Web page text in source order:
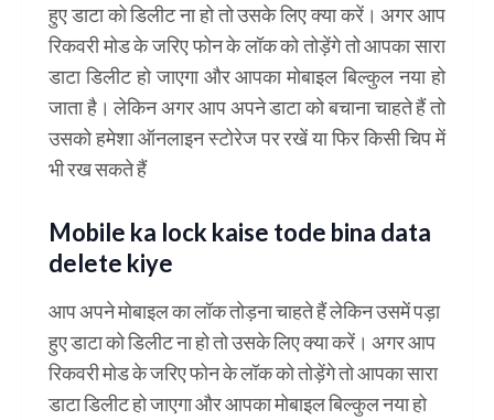
हुए डाटा को डिलीट ना हो तो उसके लिए क्या करें। अगर आप
रिकवरी मोड के जरिए फोन के लॉक को तोड़ेंगे तो आपका सारा
डाटा डिलीट हो जाएगा और आपका मोबाइल बिल्कुल नया हो
जाता है। लेकिन अगर आप अपने डाटा को बचाना चाहते हैं तो
उसको हमेशा ऑनलाइन स्टोरेज पर रखें या फिर किसी चिप में
भी रख सकते हैं
Mobile ka lock kaise tode bina data
delete kiye
आप अपने मोबाइल का लॉक तोड़ना चाहते हैं लेकिन उसमें पड़ा
हुए डाटा को डिलीट ना हो तो उसके लिए क्या करें। अगर आप
रिकवरी मोड के जरिए फोन के लॉक को तोड़ेंगे तो आपका सारा
डाटा डिलीट हो जाएगा और आपका मोबाइल बिल्कुल नया हो